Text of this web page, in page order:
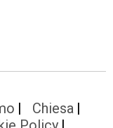
Chiesa